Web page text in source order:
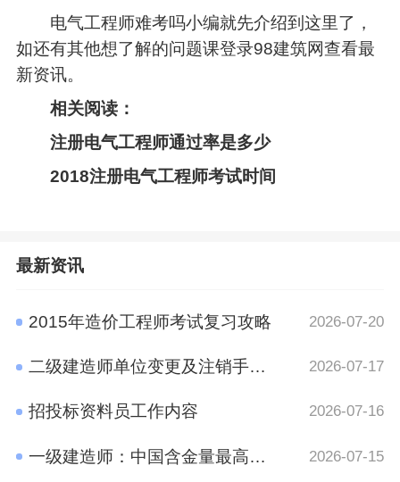
电气工程师难考吗小编就先介绍到这里了，
如还有其他想了解的问题课登录98建筑网查看最
新资讯。
相关阅读：
注册电气工程师通过率是多少
2018注册电气工程师考试时间
最新资讯
2015年造价工程师考试复习攻略 2026-07-20
二级建造师单位变更及注销手续规定 2026-07-17
招投标资料员工作内容 2026-07-16
一级建造师：中国含金量最高的十大证书之一 2026-07-15